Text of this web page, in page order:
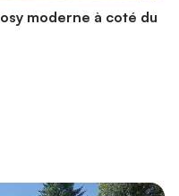
moderne à coté du